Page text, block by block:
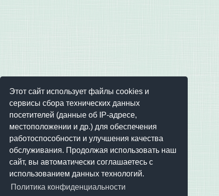
Этот сайт использует файлы cookies и
сервисы сбора технических данных
посетителей (данные об IP-адресе,
местоположении и др.) для обеспечения
работоспособности и улучшения качества
обслуживания. Продолжая использовать наш
сайт, вы автоматически соглашаетесь с
использованием данных технологий.
Политика конфиденциальности